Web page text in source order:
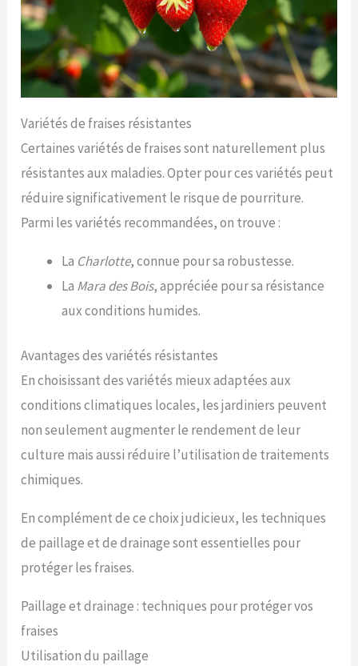
Variétés de fraises résistantes
Certaines variétés de fraises sont naturellement plus
résistantes aux maladies. Opter pour ces variétés peut
réduire significativement le risque de pourriture.
Parmi les variétés recommandées, on trouve :
La Charlotte, connue pour sa robustesse.
La Mara des Bois, appréciée pour sa résistance
aux conditions humides.
Avantages des variétés résistantes
En choisissant des variétés mieux adaptées aux
conditions climatiques locales, les jardiniers peuvent
non seulement augmenter le rendement de leur
culture mais aussi réduire l’utilisation de traitements
chimiques.
En complément de ce choix judicieux, les techniques
de paillage et de drainage sont essentielles pour
protéger les fraises.
Paillage et drainage : techniques pour protéger vos
fraises
Utilisation du paillage